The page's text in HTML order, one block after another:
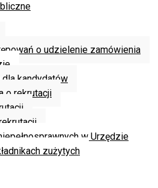
o udzielenie zamówienia
kandydatów
o rekrutacji
w Urzędzie
zużytych